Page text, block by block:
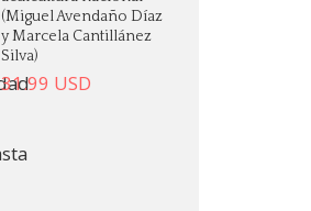
(Miguel Avendaño Díaz
y Marcela Cantillánez
Silva)
31.99 USD